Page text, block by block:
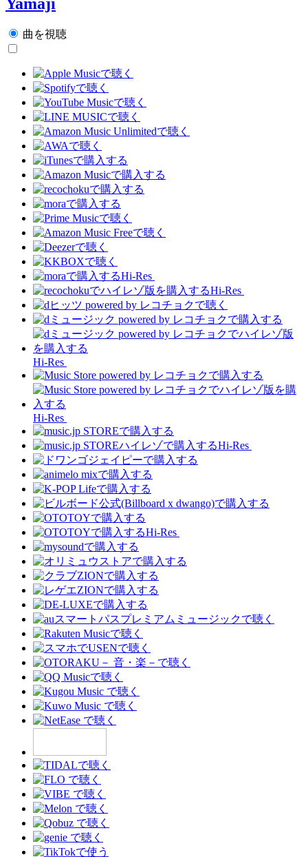
曲を視聴
Hi-Res
Hi-Res
Hi-Res
Hi-Res
Hi-Res
Hi-Res